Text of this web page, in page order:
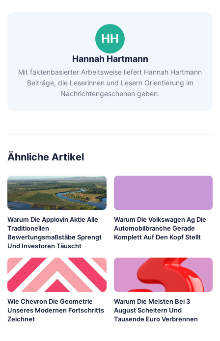
HH
Hannah Hartmann
Mit faktenbasierter Arbeitsweise liefert Hannah Hartmann
Beiträge, die Leserinnen und Lesern Orientierung im
Nachrichtengeschehen geben.
Ähnliche Artikel
Warum Die Applovin Aktie Alle
Traditionellen
Bewertungsmaßstäbe Sprengt
Und Investoren Täuscht
Warum Die Volkswagen Ag Die
Automobilbranche Gerade
Komplett Auf Den Kopf Stellt
Wie Chevron Die Geometrie
Unseres Modernen Fortschritts
Zeichnet
Warum Die Meisten Bei 3
August Scheitern Und
Tausende Euro Verbrennen